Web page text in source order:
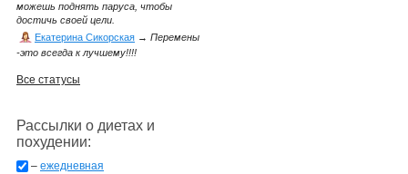
можешь поднять паруса, чтобы
достичь своей цели.
Екатерина Сикорская → Перемены
-это всегда к лучшему!!!!
Все статусы
Рассылки о диетах и
похудении:
– ежедневная